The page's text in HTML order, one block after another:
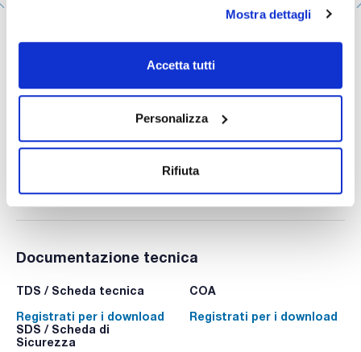
Mostra dettagli
Accetta tutti
Personalizza
Rifiuta
Piastre Petri da 90 mm sterili con tripla ventilazione.
: x 480 u.
Controlla le scorte
Il mio prezzo: Acquista
Documentazione tecnica
TDS / Scheda tecnica
Registrati per i download
COA
Registrati per i download
SDS / Scheda di
Sicurezza